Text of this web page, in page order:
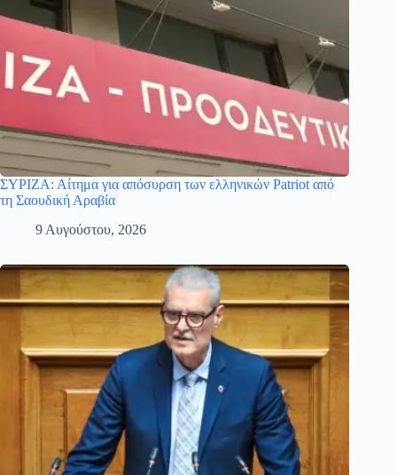
ΣΥΡΙΖΑ: Αίτημα για απόσυρση των ελληνικών Patriot από
τη Σαουδική Αραβία
9 Αυγούστου, 2026